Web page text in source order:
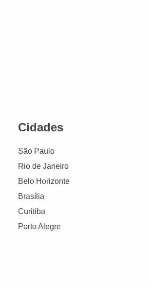
Cidades
São Paulo
Rio de Janeiro
Belo Horizonte
Brasília
Curitiba
Porto Alegre